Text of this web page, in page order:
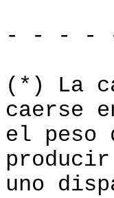
- - - -
(*) La
caerse
el peso
producir
uno